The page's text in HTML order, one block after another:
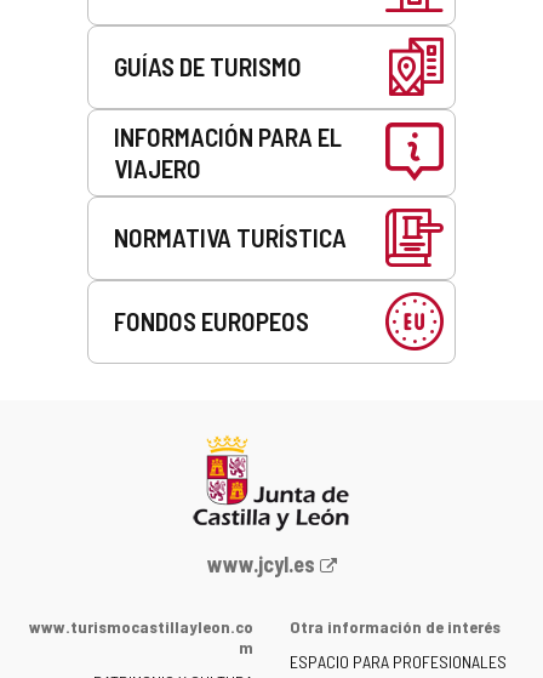
GUÍAS DE TURISMO
INFORMACIÓN PARA EL
VIAJERO
NORMATIVA TURÍSTICA
FONDOS EUROPEOS
Portal
la
www.jcyl.es
www.turismocastillayleon.co
m
Otra información de interés
ESPACIO PARA PROFESIONALES